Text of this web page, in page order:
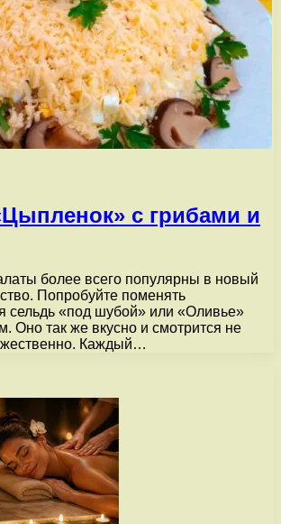
с грибами и
более всего популярны в новый
Попробуйте поменять
сельдь «под шубой» или «Оливье»
Оно так же вкусно и смотрится не
Каждый…